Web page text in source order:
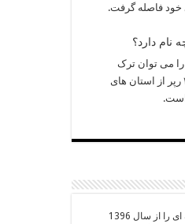
خود فاصله گرفت.
دارد؟
می توان ترک
خانوادگی ۲ دانست که در آن با ۳۹ رپر از استان های
است.
شرط بندی حرفه ای را از سال 1396